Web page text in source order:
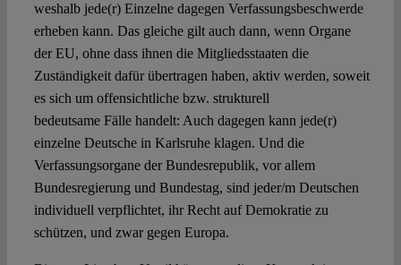
weshalb jede(r) Einzelne dagegen Verfassungsbeschwerde
erheben kann. Das gleiche gilt auch dann, wenn Organe
der EU, ohne dass ihnen die Mitgliedsstaaten die
Zuständigkeit dafür übertragen haben, aktiv werden, soweit
es sich um offensichtliche bzw. strukturell
bedeutsame Fälle handelt: Auch dagegen kann jede(r)
einzelne Deutsche in Karlsruhe klagen. Und die
Verfassungsorgane der Bundesrepublik, vor allem
Bundesregierung und Bundestag, sind jeder/m Deutschen
individuell verpflichtet, ihr Recht auf Demokratie zu
schützen, und zwar gegen Europa.